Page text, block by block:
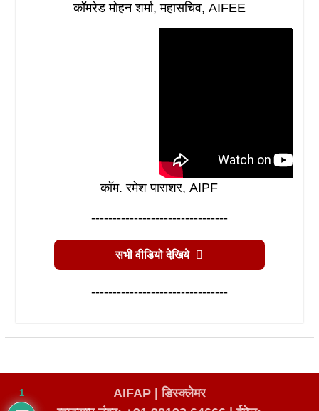
कॉमरेड मोहन शर्मा, महासचिव, AIFEE
कॉम. रमेश पाराशर, AIPF
--------------------------------
सभी वीडियो देखिये
--------------------------------
AIFAP |डिस्क्लेमर
1